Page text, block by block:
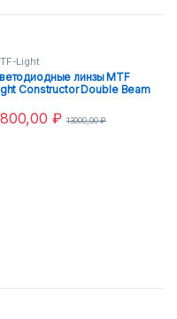
Light
линзы MTF
Constructor Double Beam
₽ 13000,00₽